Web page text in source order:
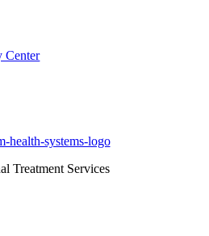
Center
Treatment Services